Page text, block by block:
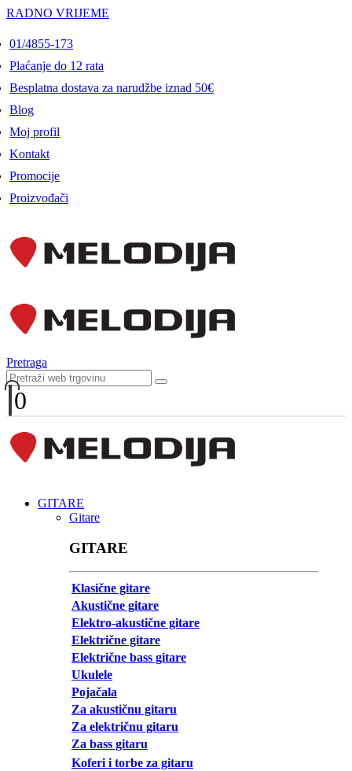
RADNO VRIJEME
01/4855-173
Plaćanje do 12 rata
Besplatna dostava za narudžbe iznad 50€
Blog
Moj profil
Kontakt
Promocije
Proizvođači
Pretraga
0
GITARE
Gitare
GITARE
Klasične gitare
Akustične gitare
Elektro-akustične gitare
Električne gitare
Električne bass gitare
Ukulele
Pojačala
Za akustičnu gitaru
Za električnu gitaru
Za bass gitaru
Koferi i torbe za gitaru